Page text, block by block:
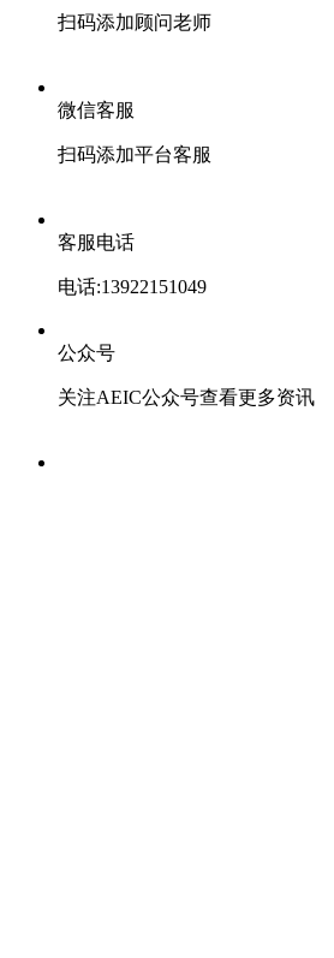
扫码添加顾问老师
微信客服
扫码添加平台客服
客服电话
电话:13922151049
公众号
关注AEIC公众号查看更多资讯